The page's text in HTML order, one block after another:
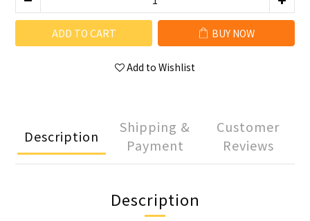
ADD TO CART BUY NOW
Add to Wishlist
Description
Shipping &
Payment
Customer
Reviews
Description